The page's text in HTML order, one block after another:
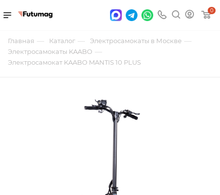
0
Главная — Каталог — Электросамокаты в Москве —
Электросамокаты KAABO —
Электросамокат KAABO MANTIS 10 PLUS